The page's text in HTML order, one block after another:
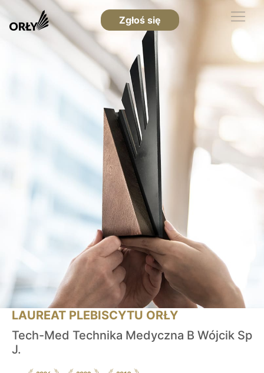
Zgłoś się
LAUREAT PLEBISCYTU ORŁY
Tech-Med Technika Medyczna B Wójcik Sp
J.